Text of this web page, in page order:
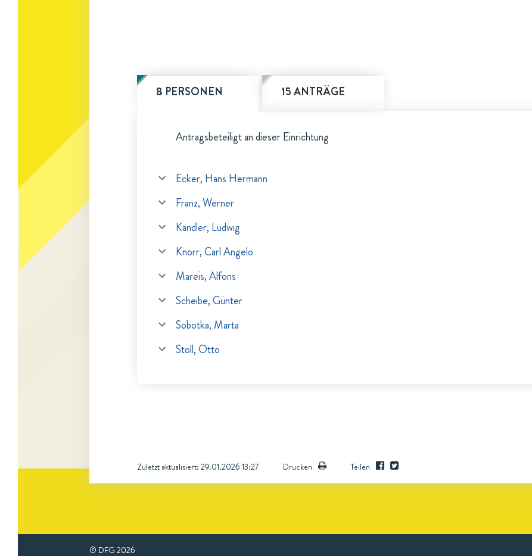
8 PERSONEN 15 ANTRÄGE
Antragsbeteiligt an dieser Einrichtung
Ecker, Hans Hermann
Franz, Werner
Kandler, Ludwig
Knorr, Carl Angelo
Mareis, Alfons
Scheibe, Günter
Sobotka, Marta
Stoll, Otto
Zuletzt aktualisiert: 29.01.2026 13:27 Drucken Teilen
© DFG 2026